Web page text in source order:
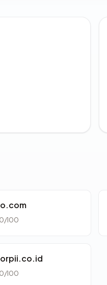
100
100